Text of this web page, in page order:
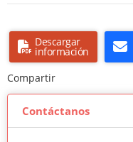
Descargar
información
Compartir
Contáctanos